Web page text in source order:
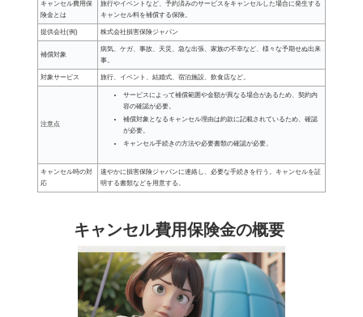
キャンセル費用保
険金とは
旅行やイベントなど、予約済みのサービスをキャンセルした場合に発生する
キャンセル料を補償する保険。
提供会社(例) 株式会社損害保険ジャパン
補償対象
病気、ケガ、事故、天災、急な出張、家族の不幸など、様々な予期せぬ出来
事。
対象サービス 旅行、イベント、結婚式、宿泊施設、飲食店など。
注意点
サービスによって補償範囲や金額が異なる場合があるため、契約内
容の確認が必要。
補償対象となるキャンセル理由は約款に記載されているため、確認
が必要。
キャンセル手続きの方法や必要書類の確認が必要。
キャンセル時の対
応
速やかに損害保険ジャパンに連絡し、必要な手続きを行う。キャンセルを証
明する書類などを用意する。
キャンセル費用保険金の概要